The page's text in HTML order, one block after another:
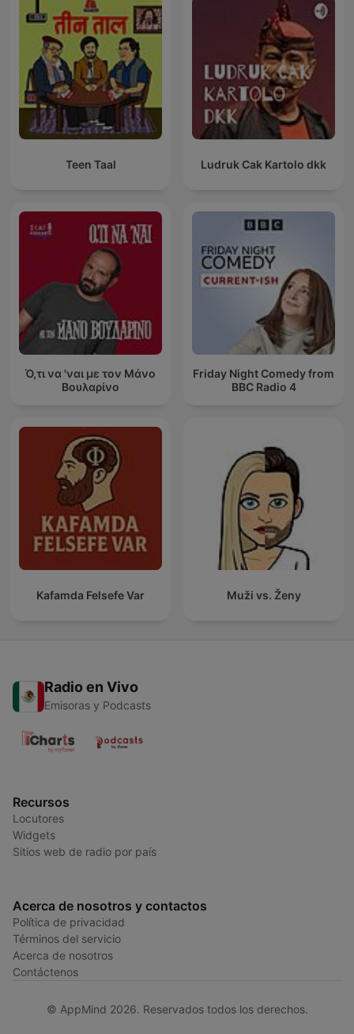
Teen Taal Ludruk Cak Kartolo dkk
Ό,τι να 'ναι με τον Μάνο
Βουλαρίνο
Friday Night Comedy from
BBC Radio 4
Kafamda Felsefe Var Muži vs. Ženy
Radio en Vivo
Emisoras y Podcasts
Recursos
Locutores
Widgets
Sitios web de radio por país
Acerca de nosotros y contactos
Política de privacidad
Términos del servicio
Acerca de nosotros
Contáctenos
© AppMind 2026. Reservados todos los derechos.